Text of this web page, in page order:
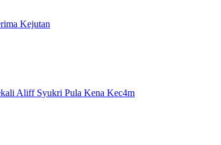
Kejutan
Aliff Syukri Pula Kena Kec4m